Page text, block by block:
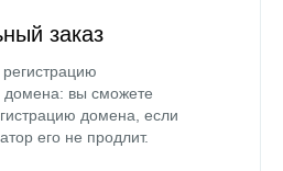
заказ
вы сможете
домена, если
его не продлит.